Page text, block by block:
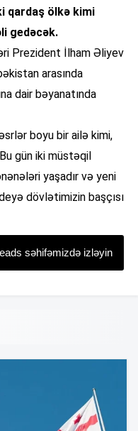
qardaş ölkə kimi
gedəcək.
Prezident İlham Əliyev
arasında
dair bəyanatında
boyu bir ailə kimi,
gün iki müstəqil
yaşadır və yeni
dövlətimizin başçısı
səhifəmizdə izləyin